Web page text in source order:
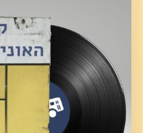
Elior Buchnik